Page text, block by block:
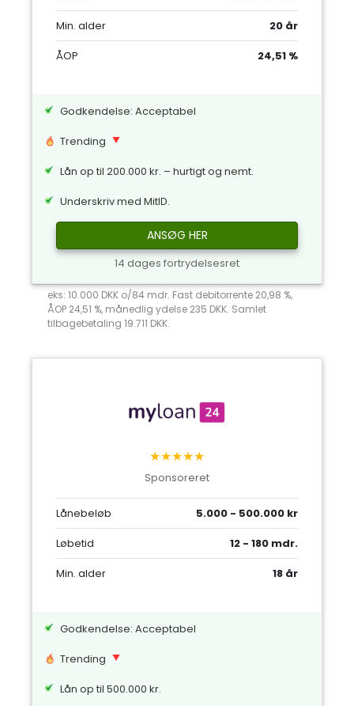
Min. alder
20 år
ÅOP
24,51 %
Godkendelse: Acceptabel
Trending
Lån op til 200.000 kr. – hurtigt og nemt.
Underskriv med MitID.
ANSØG HER
14 dages fortrydelsesret
eks: 10.000 DKK o/84 mdr. Fast debitorrente 20,98 %,
ÅOP 24,51 %, månedlig ydelse 235 DKK. Samlet
tilbagebetaling 19.711 DKK.
★★★★★
Sponsoreret
Lånebeløb
5.000 - 500.000 kr
Løbetid
12 - 180 mdr.
Min. alder
18 år
Godkendelse: Acceptabel
Trending
Lån op til 500.000 kr.